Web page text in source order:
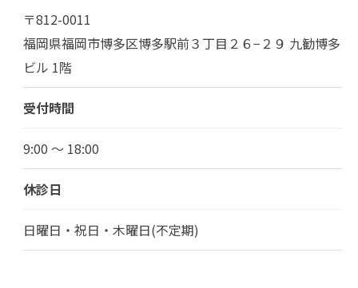
〒812-0011
福岡県福岡市博多区博多駅前３丁目２６−２９ 九勧博多
ビル 1階
受付時間
9:00 ～ 18:00
休診日
日曜日・祝日・木曜日(不定期)